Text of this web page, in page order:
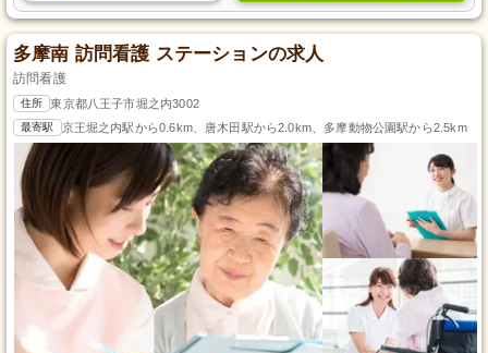
多摩南 訪問看護 ステーションの求人
訪問看護
住所 東京都八王子市堀之内3002
最寄駅 京王堀之内駅から0.6km、唐木田駅から2.0km、多摩動物公園駅から2.5km